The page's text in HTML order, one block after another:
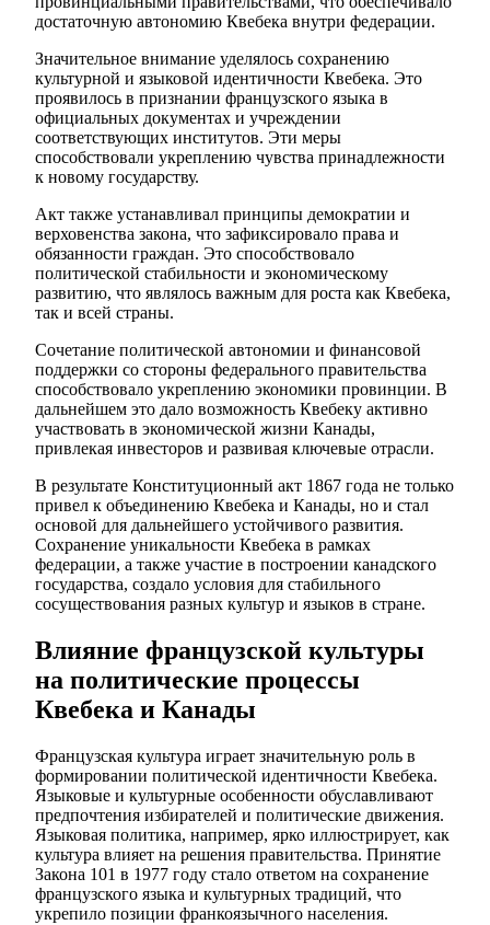
достаточную автономию Квебека внутри федерации.
Значительное внимание уделялось сохранению
культурной и языковой идентичности Квебека. Это
проявилось в признании французского языка в
официальных документах и учреждении
соответствующих институтов. Эти меры
способствовали укреплению чувства принадлежности
к новому государству.
Акт также устанавливал принципы демократии и
верховенства закона, что зафиксировало права и
обязанности граждан. Это способствовало
политической стабильности и экономическому
развитию, что являлось важным для роста как Квебека,
так и всей страны.
Сочетание политической автономии и финансовой
поддержки со стороны федерального правительства
способствовало укреплению экономики провинции. В
дальнейшем это дало возможность Квебеку активно
участвовать в экономической жизни Канады,
привлекая инвесторов и развивая ключевые отрасли.
В результате Конституционный акт 1867 года не только
привел к объединению Квебека и Канады, но и стал
основой для дальнейшего устойчивого развития.
Сохранение уникальности Квебека в рамках
федерации, а также участие в построении канадского
государства, создало условия для стабильного
сосуществования разных культур и языков в стране.
Влияние французской культуры
на политические процессы
Квебека и Канады
Французская культура играет значительную роль в
формировании политической идентичности Квебека.
Языковые и культурные особенности обуславливают
предпочтения избирателей и политические движения.
Языковая политика, например, ярко иллюстрирует, как
культура влияет на решения правительства. Принятие
Закона 101 в 1977 году стало ответом на сохранение
французского языка и культурных традиций, что
укрепило позиции франкоязычного населения.